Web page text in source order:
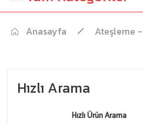
Anasayfa Ateşleme -
Hızlı Arama
Hızlı Ürün Arama